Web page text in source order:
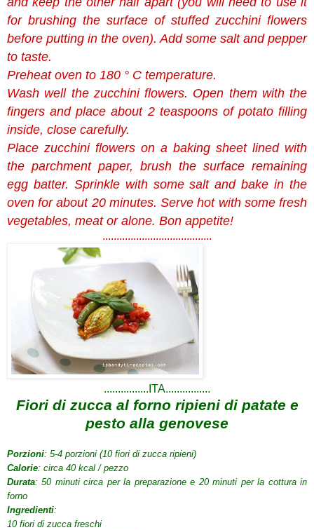
for brushing the surface of stuffed zucchini flowers
before putting in the oven). Add some salt and pepper
to taste.
Preheat oven to 180 ° C temperature.
Wash well the zucchini flowers. Open them with the
fingers and place about 2 teaspoons of potato filling
inside, close carefully.
Place zucchini flowers on a baking sheet lined with
the parchment paper, brush the surface remaining
egg batter. Sprinkle with some salt and bake in the
oven for about 20 minutes. Serve hot with some fresh
vegetables, meat or alone. Bon appetite!
.......................................
................ITA................
Fiori di zucca al forno ripieni di patate e
pesto alla genovese
Porzioni: 5-4 porzioni (10 fiori di zucca ripieni)
Calorie: circa 40 kcal / pezzo
Durata: 50 minuti circa per la preparazione e 20 minuti perla cotturain
forno
Ingredienti:
10 fiori di zucca freschi